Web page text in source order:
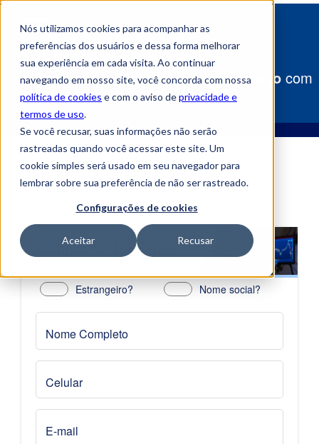
Nós utilizamos cookies para acompanhar as
preferências dos usuários e dessa forma melhorar
sua experiência em cada visita. Ao continuar
navegando em nosso site, você concorda com nossa
política de cookies e com o aviso deprivacidade e
termos de uso.
Se você recusar, suas informações não serão
rastreadas quando você acessar este site. Um
cookie simples será usado em seu navegador para
lembrar sobre sua preferência de não ser rastreado.
Configurações de cookies
Aceitar Recusar
Construaseu caminho para o sucesso com
a Uniube!
Análise de Mercado
Estrangeiro? Nome social?
Nome Completo
Celular
E-mail